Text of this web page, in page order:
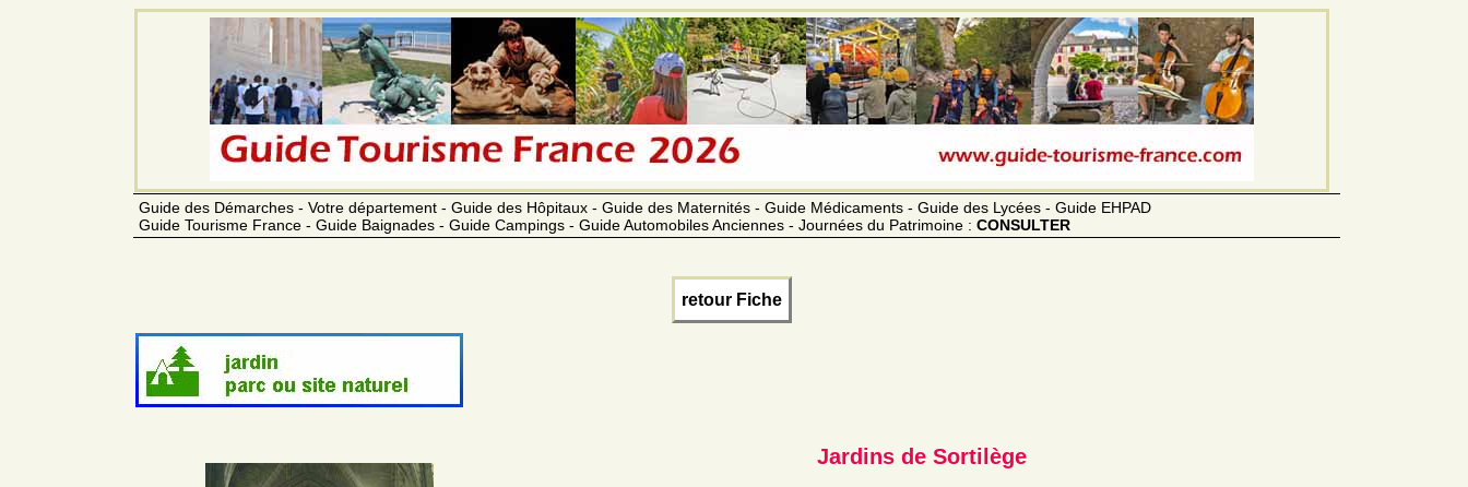
Guide des Démarches - Votre département - Guide des Hôpitaux - Guide des Maternités - Guide Médicaments - Guide des Lycées - Guide EHPAD
Guide Tourisme France - Guide Baignades - Guide Campings - Guide Automobiles Anciennes - Journées du Patrimoine : CONSULTER
retour Fiche
Jardins de Sortilège